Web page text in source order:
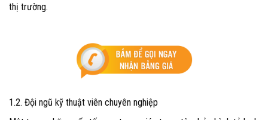
thị trường.
1.2. Đội ngũ kỹ thuật viên chuyên nghiệp